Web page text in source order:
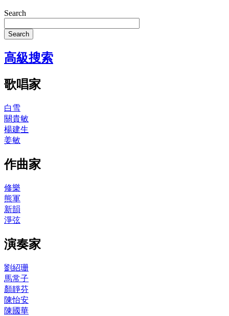
Search
Search
高級搜索
歌唱家
白雪
關貴敏
楊建生
姜敏
作曲家
修樂
熊軍
新韻
淨弦
演奏家
劉紹珊
馬常子
顏靜芬
陳怡安
陳國華